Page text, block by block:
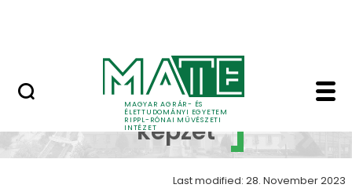
MAGYAR AGRÁR- ÉS
ÉLETTUDOMÁNYI EGYETEM
RIPPL-RÓNAI MŰVÉSZETI
INTÉZET
Táj-képzet - Táj-
Táj-
képzet
Last modified: 28. November 2023